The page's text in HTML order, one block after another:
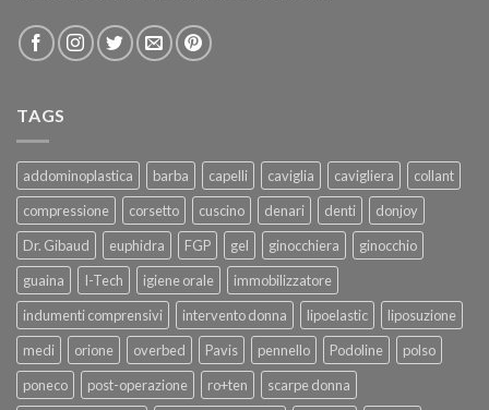
TAGS
addominoplastica barba capelli caviglia cavigliera
collant
compressione
corsetto cuscino denari denti
donjoy
Dr. Gibaud
euphidra FGP gel ginocchiera
ginocchio
guaina
I-Tech igiene orale
immobilizzatore
indumenti comprensivi
intervento donna lipoelastic
liposuzione
medi
orione overbed Pavis pennello Podoline
polso
poneco
post-operazione ro+ten
scarpe donna